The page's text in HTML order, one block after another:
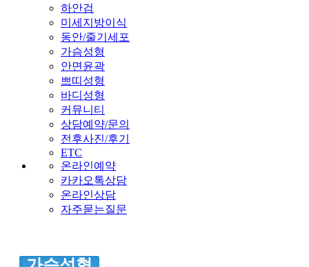
하안검
미세지방이식
동안/줄기세포
가슴성형
안면윤곽
쁘띠성형
바디성형
커뮤니티
상담예약/문의
전후사진/후기
ETC
온라인예약
카카오톡상담
온라인상담
자주묻는질문